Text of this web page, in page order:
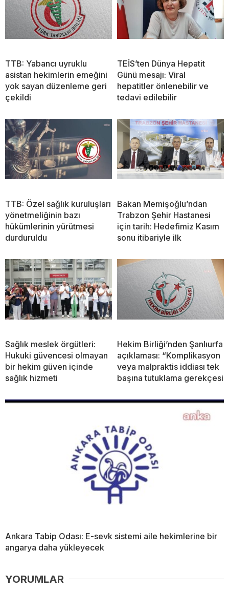
TTB: Yabancı uyruklu
asistan hekimlerin emeğini
yok sayan düzenleme geri
çekildi
TEİS’ten Dünya Hepatit
Günü mesajı: Viral
hepatitler önlenebilir ve
tedavi edilebilir
TTB: Özel sağlık kuruluşları
yönetmeliğinin bazı
hükümlerinin yürütmesi
durduruldu
Bakan Memişoğlu’ndan
Trabzon Şehir Hastanesi
için tarih: Hedefimiz Kasım
sonu itibariyle ilk
Sağlık meslek örgütleri:
Hukuki güvencesi olmayan
bir hekim güven içinde
sağlık hizmeti
Hekim Birliği’nden Şanlıurfa
açıklaması: “Komplikasyon
veya malpraktis iddiası tek
başına tutuklama gerekçesi
Ankara Tabip Odası: E-sevk sistemi aile hekimlerine bir
angarya daha yükleyecek
YORUMLAR